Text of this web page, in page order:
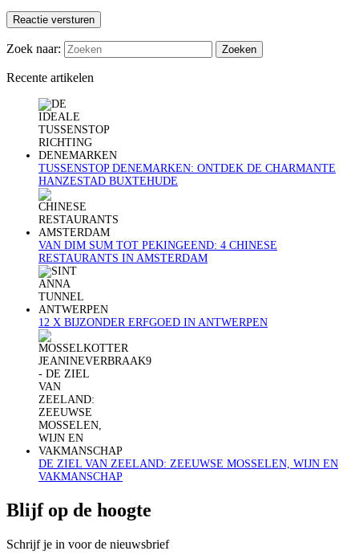
Reactie versturen
Zoek naar:
Recente artikelen
TUSSENSTOP DENEMARKEN: ONTDEK DE CHARMANTE
HANZESTAD BUXTEHUDE
VAN DIM SUM TOT PEKINGEEND: 4 CHINESE
RESTAURANTS IN AMSTERDAM
12 X BIJZONDER ERFGOED IN ANTWERPEN
DE ZIEL VAN ZEELAND: ZEEUWSE MOSSELEN, WIJN EN
VAKMANSCHAP
Blijf op de hoogte
Schrijf je in voor de nieuwsbrief